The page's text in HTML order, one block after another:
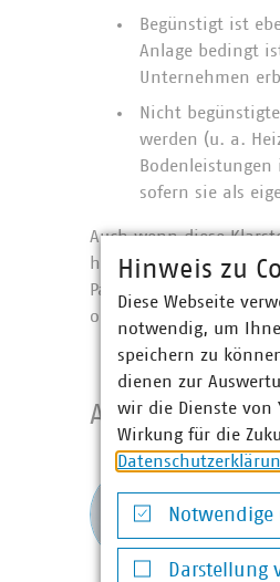
Begünstigt ist
Anlage bedingt
Unternehmen
Nicht
werden (u. a.
sofern sie als
Auch wenn diese
helfen werden, sind
Parallelen gezogen
ob sich die
und
+49 30
Hinweis zu
Diese Webseite
notwendig, um
speichern zu
dienen zur
wir die Dienste von
Wirkung für die
Notwendige
Notwendige
Darstellung